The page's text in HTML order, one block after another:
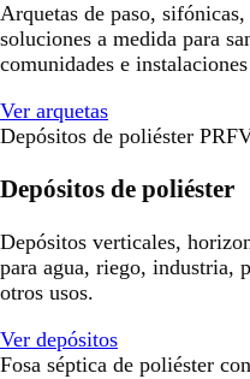
Arquetas de paso, sifónicas,
soluciones a medida para
comunidades e
Ver arquetas
Depósitos de poliéster
Depósitos de poliéster
Depósitos verticales,
para agua, riego, industria,
otros usos.
Ver depósitos
Fosa séptica de poliéster